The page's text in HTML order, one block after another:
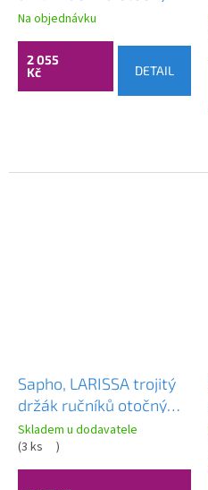
350mm, černá/měď
mat, WS021BC
Na objednávku
2 055
Kč
DETAIL
Sapho, LARISSA trojitý
držák ručníků otočný
350mm, chrom, WS022
Skladem u dodavatele
(3 ks )